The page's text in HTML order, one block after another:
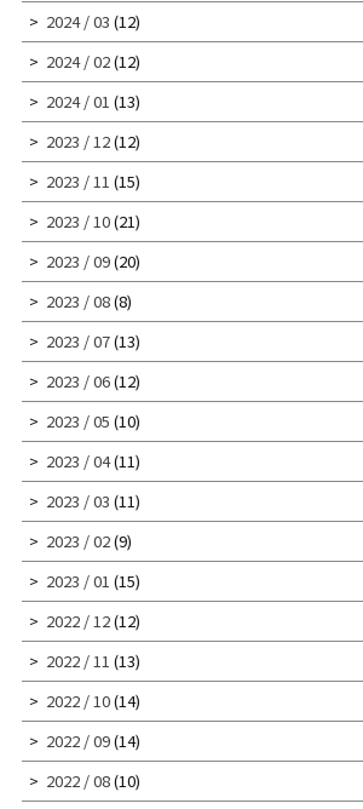
2024 / 03 (12)
2024 / 02(12)
2024 / 01 (13)
2023 / 12(12)
2023 / 11 (15)
2023 / 10(21)
2023 / 09(20)
2023 / 08(8)
2023 / 07(13)
2023 / 06(12)
2023 / 05 (10)
2023 / 04(11)
2023 / 03 (11)
2023 / 02(9)
2023 / 01 (15)
2022 / 12(12)
2022 / 11 (13)
2022 / 10(14)
2022 / 09(14)
2022 / 08(10)